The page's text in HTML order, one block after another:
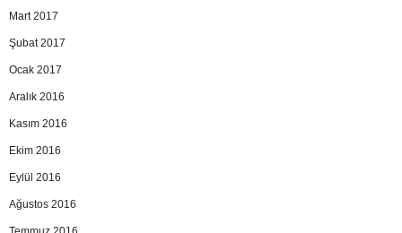
Mart 2017
Şubat 2017
Ocak 2017
Aralık 2016
Kasım 2016
Ekim 2016
Eylül 2016
Ağustos 2016